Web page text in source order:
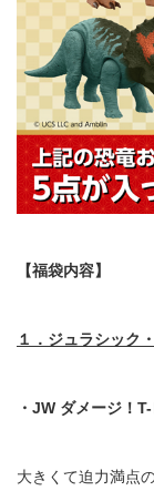
【福袋内容】
１．ジュラシック
・JW ダメージ！T-
大きくて迫力満点